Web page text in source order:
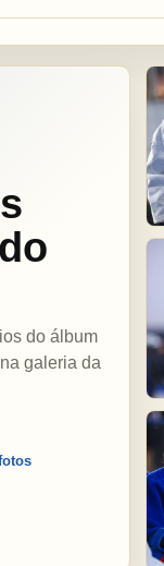
do álbum
galeria da